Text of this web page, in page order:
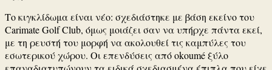
Το κιγκλίδωμα είναι νέο: σχεδιάστηκε με βάση εκείνο του
Carimate Golf Club, όμως μοιάζει σαν να υπήρχε πάντα εκεί,
με τη ρευστή του μορφή να ακολουθεί τις καμπύλες του
εσωτερικού χώρου. Οι επενδύσεις από okoumé ξύλο